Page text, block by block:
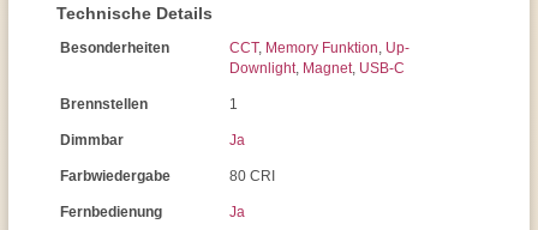
Technische Details
Besonderheiten CCT, Memory Funktion, Up-
Downlight, Magnet, USB-C
Brennstellen 1
Dimmbar Ja
Farbwiedergabe 80 CRI
Fernbedienung Ja